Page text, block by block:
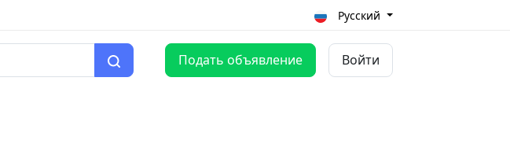
Русский
Подать объявление Войти